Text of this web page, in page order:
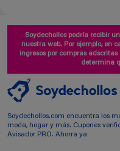
Soydechollos podría recibir
nuestra web. Por ejemplo, en
ingresos por compras
determina
Soydechollos.com encuentra los
moda, hogar y más. Cupones
Avisador PRO. Ahorra ya